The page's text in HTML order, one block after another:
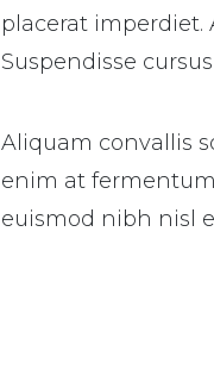
placerat imperdiet.
Suspendisse
Aliquam convallis
enim at
euismod nibh nisl